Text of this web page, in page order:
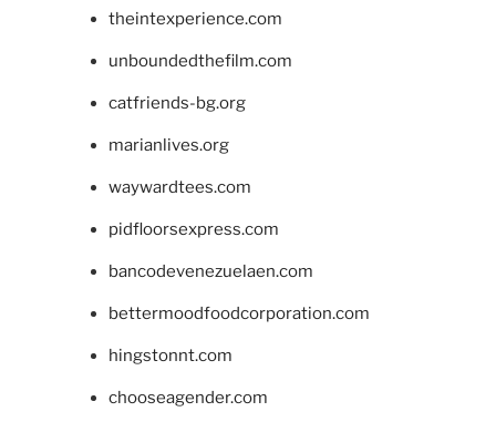
theintexperience.com
unboundedthefilm.com
catfriends-bg.org
marianlives.org
waywardtees.com
pidfloorsexpress.com
bancodevenezuelaen.com
bettermoodfoodcorporation.com
hingstonnt.com
chooseagender.com